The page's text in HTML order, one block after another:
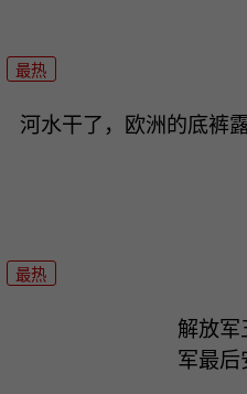
最热
河水干了，欧洲的底裤
最热
解放军
军最后